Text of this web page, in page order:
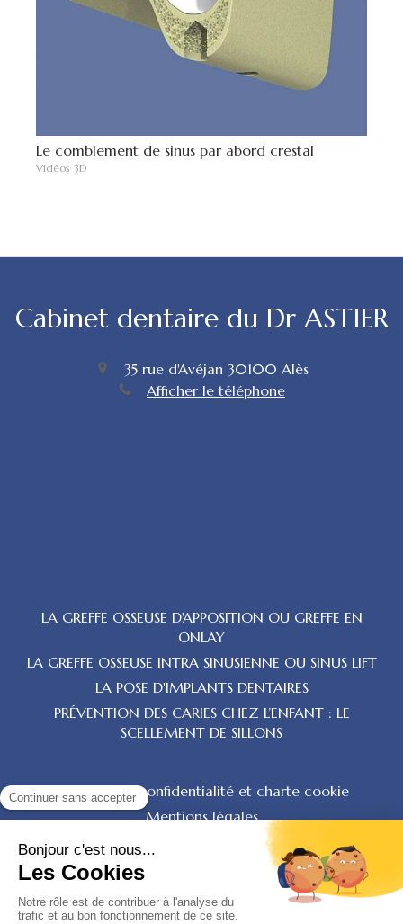
Le comblement de sinus par abord crestal
Vidéos 3D
Cabinet dentaire du Dr ASTIER
35 rue d'Avéjan 30100 Alès
Afficher le téléphone
LA GREFFE OSSEUSE D'APPOSITION OU GREFFE EN
ONLAY
LA GREFFE OSSEUSE INTRA SINUSIENNE OU SINUS LIFT
LA POSE D'IMPLANTS DENTAIRES
PRÉVENTION DES CARIES CHEZ L’ENFANT : LE
SCELLEMENT DE SILLONS
Politique de confidentialité et charte cookie
Mentions légales
Conditions Générales Utilisation
Charte déontologique
Annuaires chirurgiens dentistes